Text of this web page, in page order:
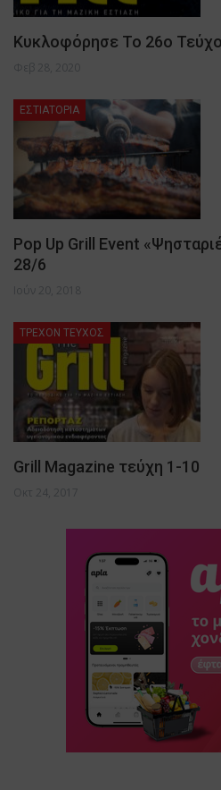
Κυκλοφόρησε Το 26ο
Φεβ 28, 2020
ΕΣΤΙΑΤΟΡΙΑ
Pop Up Grill Event
28/6
Ιούν 20, 2018
ΤΡΈΧΟΝ ΤΕΎΧΟΣ
Grill Magazine τεύχη 1-10
Οκτ 24, 2017